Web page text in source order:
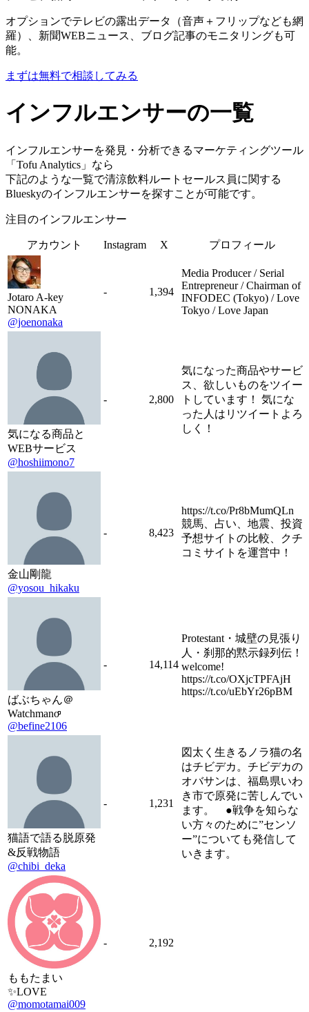
オプションでテレビの露出データ（音声＋フリップなども網
羅）、新聞WEBニュース、ブログ記事のモニタリングも可
能。
まずは無料で相談してみる
インフルエンサーの一覧
インフルエンサーを発見・分析できるマーケティングツール
「Tofu Analytics」なら
下記のような一覧で清涼飲料ルートセールス員に関する
Blueskyのインフルエンサーを探すことが可能です。
注目のインフルエンサー
アカウント Instagram X プロフィール
Jotaro A-key
NONAKA
@joenonaka
- 1,394
Media Producer / Serial
Entrepreneur / Chairman of
INFODEC (Tokyo) / Love
Tokyo / Love Japan
気になる商品と
WEBサービス
@hoshiimono7
- 2,800
気になった商品やサービ
ス、欲しいものをツイー
トしています！ 気にな
った人はリツイートよろ
しく！
金山剛龍
@yosou_hikaku
- 8,423
https://t.co/Pr8bMumQLn
競馬、占い、地震、投資
予想サイトの比較、クチ
コミサイトを運営中！
ばぶちゃん＠
Watchmanoͦͦͦͦͦ
@befine2106
- 14,114
Protestant・城壁の見張り
人・刹那的黙示録列伝！
welcome!
https://t.co/OXjcTPFAjH
https://t.co/uEbYr26pBM
猫語で語る脱原発
&反戦物語
@chibi_deka
- 1,231
図太く生きるノラ猫の名
はチビデカ。チビデカの
オバサンは、福島県いわ
き市で原発に苦しんでい
ます。 ●戦争を知らな
い方々のために”センソ
ー”についても発信して
いきます。
ももたまい
✨LOVE
@momotamai009
- 2,192